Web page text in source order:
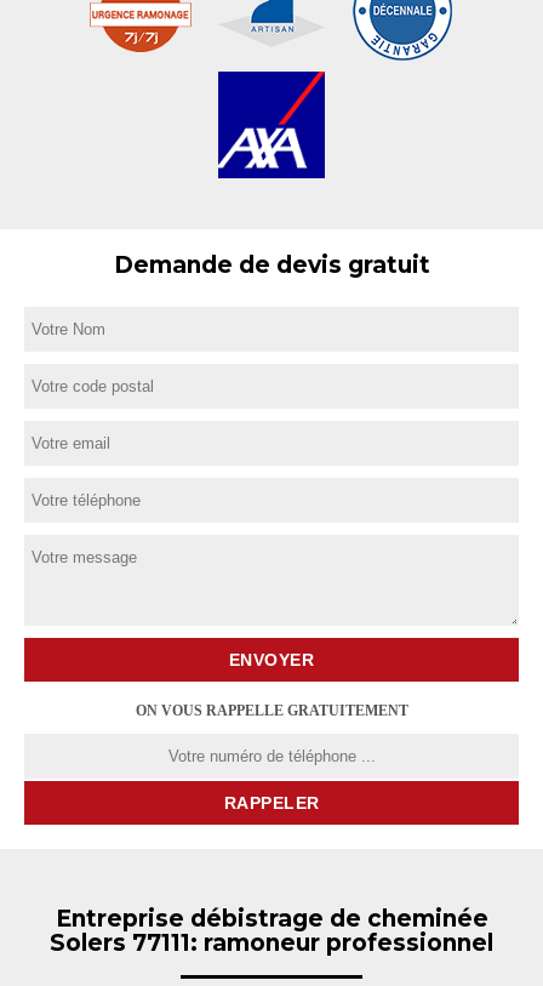
Demande de devis gratuit
ON VOUS RAPPELLE GRATUITEMENT
Entreprise débistrage de cheminée
Solers 77111: ramoneur professionnel